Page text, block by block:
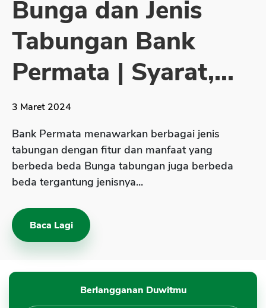
Sekuritas Saham
Bank Digital
Crypto
Assets Crypto
Asuransi Jiwa
Asuransi Kesehatan
Asuransi Syariah
Bunga dan Jenis
Tabungan Bank
Permata | Syarat,...
3 Maret 2024
Bank Permata menawarkan berbagai jenis
tabungan dengan fitur dan manfaat yang
berbeda beda Bunga tabungan juga berbeda
beda tergantung jenisnya...
Baca Lagi
Berlangganan Duwitmu